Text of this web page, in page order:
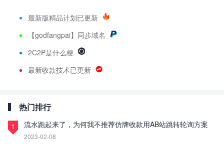
最新版精品计划已更新
【godfangpai】同步域名
2C2P是什么梗
最新收款技术已更新
热门排行
1 流水跑起来了，为何我不推荐仿牌收款用AB站跳转轮询方案
2023-02-08